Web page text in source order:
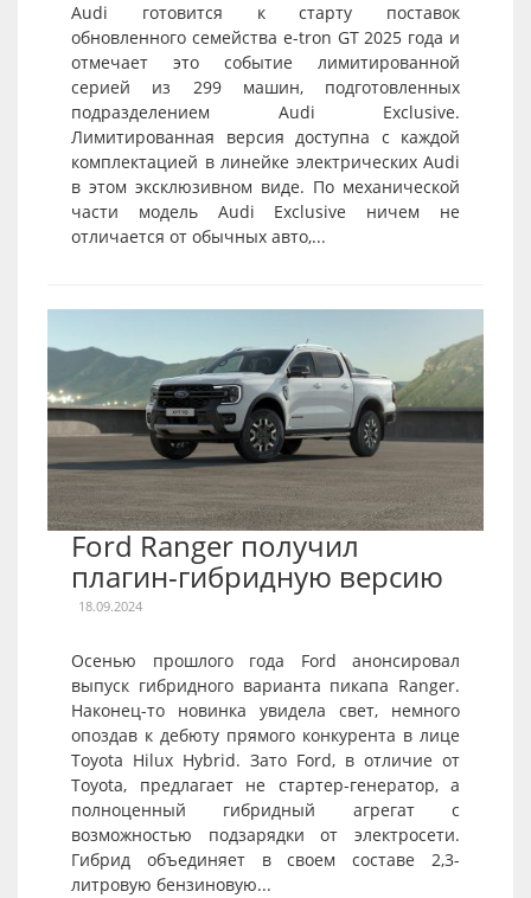
Audi готовится к старту поставок
обновленного семейства e-tron GT 2025 года и
отмечает это событие лимитированной
серией из 299 машин, подготовленных
подразделением Audi Exclusive.
Лимитированная версия доступна с каждой
комплектацией в линейке электрических Audi
в этом эксклюзивном виде. По механической
части модель Audi Exclusive ничем не
отличается от обычных авто,...
Ford Ranger получил
плагин-гибридную версию
18.09.2024
Осенью прошлого года Ford анонсировал
выпуск гибридного варианта пикапа Ranger.
Наконец-то новинка увидела свет, немного
опоздав к дебюту прямого конкурента в лице
Toyota Hilux Hybrid. Зато Ford, в отличие от
Toyota, предлагает не стартер-генератор, а
полноценный гибридный агрегат с
возможностью подзарядки от электросети.
Гибрид объединяет в своем составе 2,3-
литровую бензиновую...